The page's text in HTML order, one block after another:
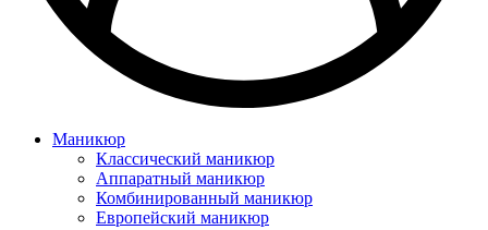
Маникюр
Классический маникюр
Аппаратный маникюр
Комбинированный маникюр
Европейский маникюр